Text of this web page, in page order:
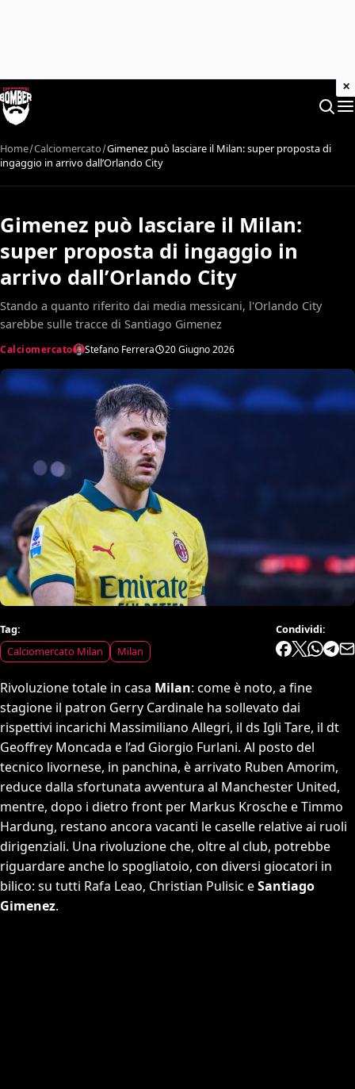
Home Calciomercato Gimenez può lasciare il Milan: super proposta di
ingaggio in arrivo dall’Orlando City
Gimenez può lasciare il Milan:
super proposta di ingaggio in
arrivo dall’Orlando City
Stando a quanto riferito dai media messicani, l'Orlando City
sarebbe sulle tracce di Santiago Gimenez
Calciomercato Stefano Ferrera 20 Giugno 2026
Tag:
Calciomercato Milan
Milan
Condividi:
Rivoluzione totale in casa Milan: come è noto, a fine
stagione il patron Gerry Cardinale ha sollevato dai
rispettivi incarichi Massimiliano Allegri, il ds Igli Tare, il dt
Geoffrey Moncada e l’ad Giorgio Furlani. Al posto del
tecnico livornese, in panchina, è arrivato Ruben Amorim,
reduce dalla sfortunata avventura al Manchester United,
mentre, dopo i dietro front per Markus Krosche e Timmo
Hardung, restano ancora vacanti le caselle relative ai ruoli
dirigenziali. Una rivoluzione che, oltre al club, potrebbe
riguardare anche lo spogliatoio, con diversi giocatori in
bilico: su tutti Rafa Leao, Christian Pulisic eSantiago
Gimenez.
×